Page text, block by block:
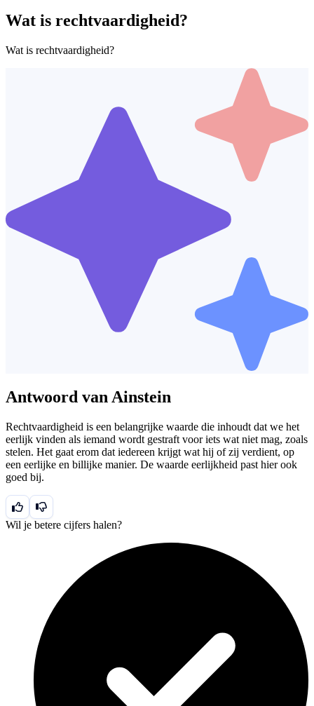
Wat is rechtvaardigheid?
Wat is rechtvaardigheid?
Antwoord van Ainstein
Rechtvaardigheid is een belangrijke waarde die inhoudt dat we het
eerlijk vinden als iemand wordt gestraft voor iets wat niet mag, zoals
stelen. Het gaat erom dat iedereen krijgt wat hij of zij verdient, op
een eerlijke en billijke manier. De waarde eerlijkheid past hier ook
goed bij.
Wil je betere cijfers halen?